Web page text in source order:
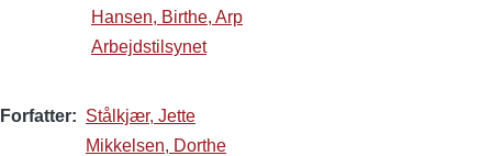
Hansen, Birthe, Arp
Arbejdstilsynet
Forfatter
Stålkjær, Jette
Mikkelsen, Dorthe